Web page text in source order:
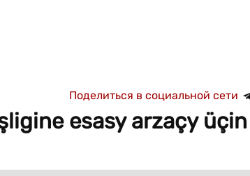
Поделиться в социальной сети
esasy arzaçy